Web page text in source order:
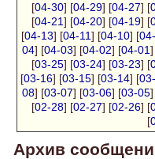
[04-30] [04-29] [04-27] [
[04-21] [04-20] [04-19] [
[04-13] [04-11] [04-10] [
04] [04-03] [04-02] [04-01
[03-25] [03-24] [03-23] [
[03-16] [03-15] [03-14] [
08] [03-07] [03-06] [03-05
[02-28] [02-27] [02-26] [
[
Архив